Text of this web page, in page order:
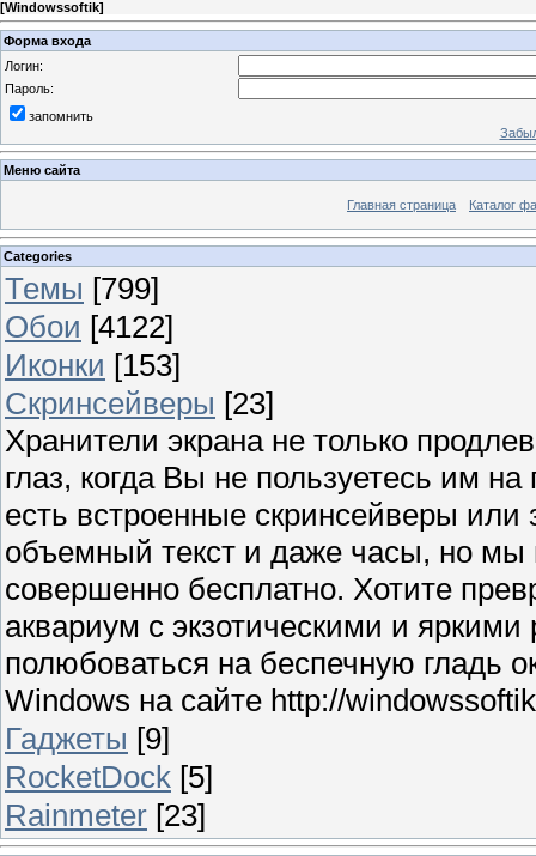
[Windowssoftik]
Форма входа
Логин:
Пароль:
запомнить
Меню сайта
Главная страница Каталог
Categories
Темы [799]
Обои [4122]
Иконки [153]
Скринсейверы [23]
Хранители экрана не только
глаз, когда Вы не пользуетесь им
есть встроенные скринсейверы или
объемный текст и даже часы, но мы
совершенно бесплатно. Хотите
аквариум с экзотическими и
полюбоваться на беспечную гладь
Windows на сайте http://
Гаджеты [9]
RocketDock [5]
Rainmeter [23]